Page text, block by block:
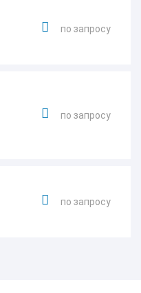
по запросу
по запросу
по запросу